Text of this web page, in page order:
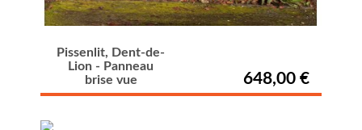
Pissenlit, Dent-de-
Lion - Panneau
brise vue
648,00 €